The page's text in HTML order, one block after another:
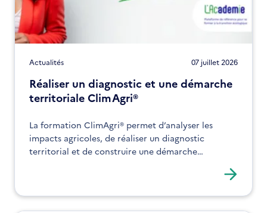
Actualités 07 juillet 2026
Réaliser un diagnostic et une démarche
territoriale ClimAgri®
La formation ClimAgri® permet d’analyser les
impacts agricoles, de réaliser un diagnostic
territorial et de construire une démarche